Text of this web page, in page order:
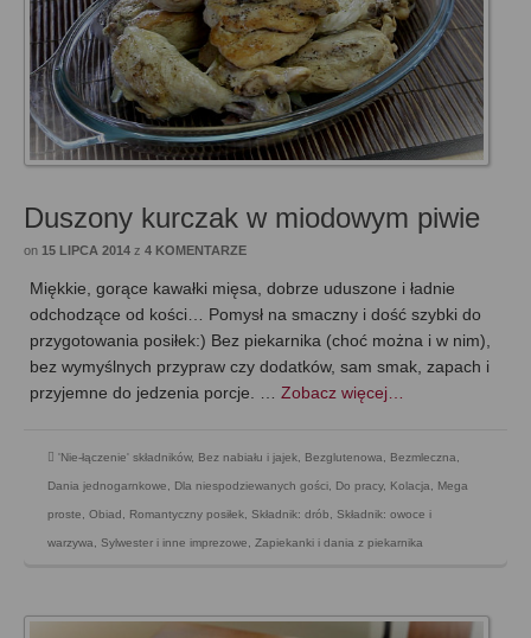
Duszony kurczak w miodowym piwie
on 15 LIPCA 2014 z 4 KOMENTARZE
Miękkie, gorące kawałki mięsa, dobrze uduszone i ładnie
odchodzące od kości… Pomysł na smaczny i dość szybki do
przygotowania posiłek:) Bez piekarnika (choć można i w nim),
bez wymyślnych przypraw czy dodatków, sam smak, zapach i
przyjemne do jedzenia porcje. … Zobacz więcej…
'Nie-łączenie' składników, Bez nabiału i jajek Bezglutenowa Bezmleczna
Dania jednogarnkowe Dla niespodziewanych gości Do pracy, Kolacja Mega
proste Obiad Romantyczny posiłek Składnik: drób Składnik: owoce i
warzywa Sylwester i inne imprezowe Zapiekanki i dania z piekarnika